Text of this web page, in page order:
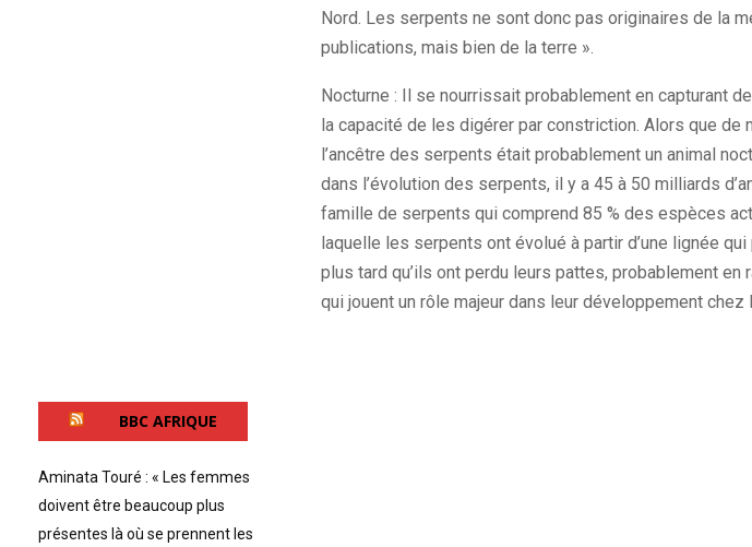
Nord. Les serpents ne sont donc pas originaires de la
publications, mais bien de la terre ».
Nocturne : Il se nourrissait probablement en capturant
la capacité de les digérer par constriction. Alors que de
l’ancêtre des serpents était probablement un animal
dans l’évolution des serpents, il y a 45 à 50 milliards
famille de serpents qui comprend 85 % des espèces
laquelle les serpents ont évolué à partir d’une lignée
plus tard qu’ils ont perdu leurs pattes, probablement
qui jouent un rôle majeur dans leur développement chez
BBC AFRIQUE
Aminata Touré : « Les femmes
doivent être beaucoup plus
présentes là où se prennent les